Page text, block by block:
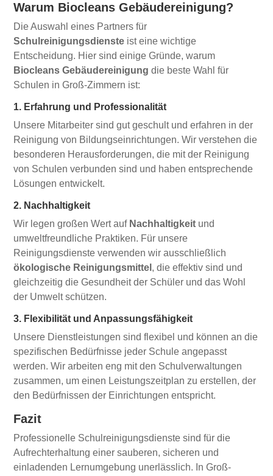
Warum Biocleans Gebäudereinigung?
Die Auswahl eines Partners für
Schulreinigungsdienste ist eine wichtige
Entscheidung. Hier sind einige Gründe, warum
Biocleans Gebäudereinigung die beste Wahl für
Schulen in Groß-Zimmern ist:
1. Erfahrung und Professionalität
Unsere Mitarbeiter sind gut geschult und erfahren in der
Reinigung von Bildungseinrichtungen. Wir verstehen die
besonderen Herausforderungen, die mit der Reinigung
von Schulen verbunden sind und haben entsprechende
Lösungen entwickelt.
2. Nachhaltigkeit
Wir legen großen Wert auf Nachhaltigkeit und
umweltfreundliche Praktiken. Für unsere
Reinigungsdienste verwenden wir ausschließlich
ökologische Reinigungsmittel , die effektiv sind und
gleichzeitig die Gesundheit der Schüler und das Wohl
der Umwelt schützen.
3. Flexibilität und Anpassungsfähigkeit
Unsere Dienstleistungen sind flexibel und können an die
spezifischen Bedürfnisse jeder Schule angepasst
werden. Wir arbeiten eng mit den Schulverwaltungen
zusammen, um einen Leistungszeitplan zu erstellen, der
den Bedürfnissen der Einrichtungen entspricht.
Fazit
Professionelle Schulreinigungsdienste sind für die
Aufrechterhaltung einer sauberen, sicheren und
einladenden Lernumgebung unerlässlich. In Groß-